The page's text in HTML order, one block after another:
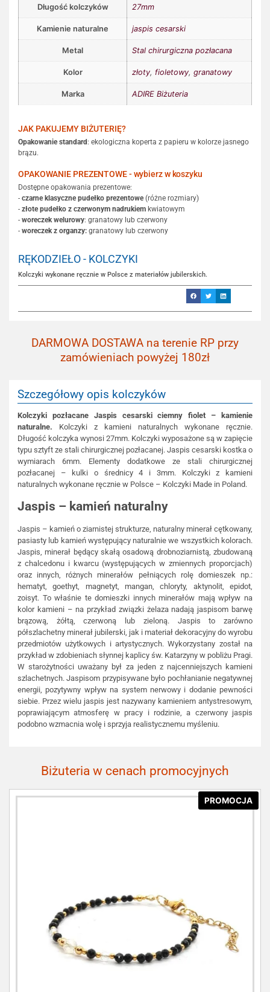
Długość kolczyków 27mm
Kamienie naturalne jaspis cesarski
Metal Stal chirurgiczna pozłacana
Kolor złoty, fioletowy, granatowy
Marka ADIRE Biżuteria
JAK PAKUJEMY BIŻUTERIĘ?
Opakowanie standard: ekologiczna koperta z papieru w kolorze jasnego
brązu.
OPAKOWANIE PREZENTOWE - wybierz w koszyku
Dostępne opakowania prezentowe:
- czarne klasyczne pudełko prezentowe(różne rozmiary)
- złote pudełko z czerwonym nadrukiem kwiatowym
- woreczek welurowy: granatowy lub czerwony
- woreczek z organzy: granatowy lub czerwony
RĘKODZIEŁO - KOLCZYKI
Kolczyki wykonane ręcznie w Polsce z materiałów jubilerskich.
DARMOWA DOSTAWA na terenie RP przy
zamówieniach powyżej 180zł
Szczegółowy opis kolczyków
Kolczyki pozłacane Jaspis cesarski ciemny fiolet – kamienie
naturalne. Kolczyki z kamieni naturalnych wykonane ręcznie.
Długość kolczyka wynosi 27mm. Kolczyki wyposażone są w zapięcie
typu sztyft ze stali chirurgicznej pozłacanej. Jaspis cesarski kostka o
wymiarach 6mm. Elementy dodatkowe ze stali chirurgicznej
pozłacanej – kulki o średnicy 4 i 3mm. Kolczyki z kamieni
naturalnych wykonane ręcznie w Polsce – Kolczyki Made in Poland.
Jaspis – kamień naturalny
Jaspis – kamień o ziarnistej strukturze, naturalny minerał cętkowany,
pasiasty lub kamień występujący naturalnie we wszystkich kolorach.
Jaspis, minerał będący skałą osadową drobnoziarnistą, zbudowaną
z chalcedonu i kwarcu (występujących w zmiennych proporcjach)
oraz innych, różnych minerałów pełniących rolę domieszek np.:
hematyt, goethyt, magnetyt, mangan, chloryty, aktynolit, epidot,
zoisyt. To właśnie te domieszki innych minerałów mają wpływ na
kolor kamieni – na przykład związki żelaza nadają jaspisom barwę
brązową, żółtą, czerwoną lub zieloną. Jaspis to zarówno
półszlachetny minerał jubilerski, jak i materiał dekoracyjny do wyrobu
przedmiotów użytkowych i artystycznych. Wykorzystany został na
przykład w zdobieniach słynnej kaplicy św. Katarzyny w pobliżu Pragi.
W starożytności uważany był za jeden z najcenniejszych kamieni
szlachetnych. Jaspisom przypisywane było pochłanianie negatywnej
energii, pozytywny wpływ na system nerwowy i dodanie pewności
siebie. Przez wielu jaspis jest nazywany kamieniem antystresowym,
poprawiającym atmosferę w pracy i rodzinie, a czerwony jaspis
podobno wzmacnia wolę i sprzyja realistycznemu myśleniu.
Biżuteria w cenach promocyjnych
PROMOCJA